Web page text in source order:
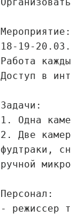
Мероприятие:
18-19-
Работа
Доступ в
Задачи:
1. Одна
2. Две
фудтраки,
ручной
Персонал:
- режиссер